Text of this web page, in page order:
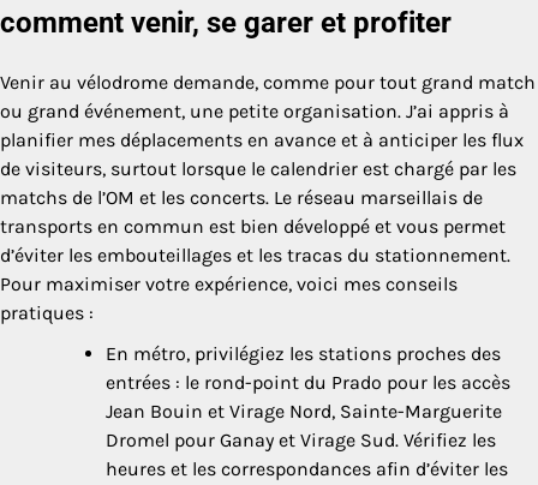
comment venir, se garer et profiter
Venir au vélodrome demande, comme pour tout grand match
ou grand événement, une petite organisation. J’ai appris à
planifier mes déplacements en avance et à anticiper les flux
de visiteurs, surtout lorsque le calendrier est chargé par les
matchs de l’OM et les concerts. Le réseau marseillais de
transports en commun est bien développé et vous permet
d’éviter les embouteillages et les tracas du stationnement.
Pour maximiser votre expérience, voici mes conseils
pratiques :
En métro, privilégiez les stations proches des
entrées : le rond-point du Prado pour les accès
Jean Bouin et Virage Nord, Sainte-Marguerite
Dromel pour Ganay et Virage Sud. Vérifiez les
heures et les correspondances afin d’éviter les